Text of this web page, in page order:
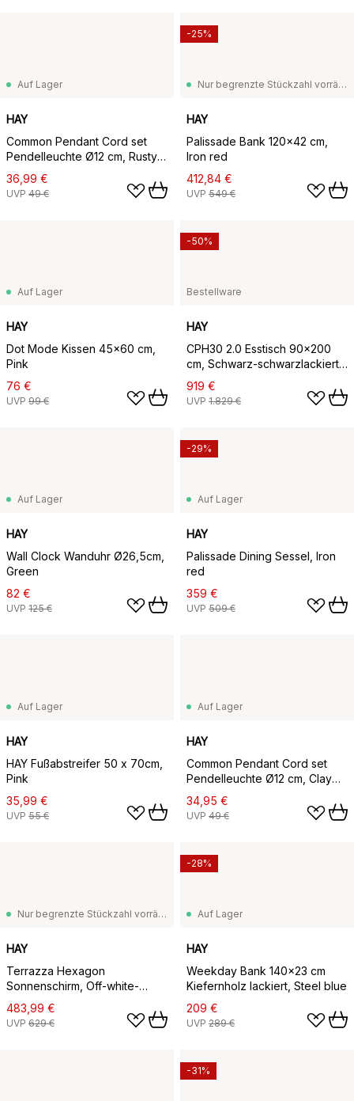
Auf Lager
HAY
Common Pendant Cord set
Pendelleuchte Ø12 cm, Rusty
red
36,99 €
UVP 49 €
Nur begrenzte Stückzahl vorrätig
HAY
Palissade Bank 120x42 cm,
Iron red
412,84 €
UVP 549 €
-25%
Auf Lager
HAY
Dot Mode Kissen 45x60 cm,
Pink
76 €
UVP 99 €
Bestellware
HAY
CPH30 2.0 Esstisch 90x200
cm, Schwarz-schwarzlackiert
Eichenfurnier
919 €
UVP 1.829 €
-50%
Auf Lager
HAY
Wall Clock Wanduhr Ø26,5cm,
Green
82 €
UVP 125 €
Auf Lager
HAY
Palissade Dining Sessel, Iron
red
359 €
UVP 509 €
-29%
Auf Lager
HAY
HAY Fußabstreifer 50 x 70cm,
Pink
35,99 €
UVP 55 €
Auf Lager
HAY
Common Pendant Cord set
Pendelleuchte Ø12 cm, Clay
white
34,95 €
UVP 49 €
Nur begrenzte Stückzahl vorrätig
HAY
Terrazza Hexagon
Sonnenschirm, Off-white-
burgundy
483,99 €
UVP 629 €
Auf Lager
HAY
Weekday Bank 140x23 cm
Kiefernholz lackiert, Steel blue
209 €
UVP 289 €
-28%
-31%